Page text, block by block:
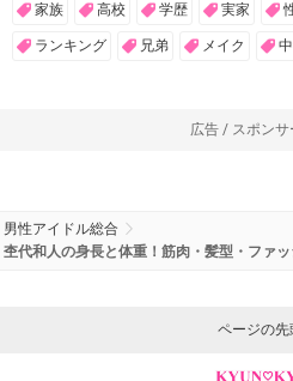
家族 高校 学歴 実家
ランキング 兄弟 メイク
広告 / スポンサ
男性アイドル総合
杢代和人の身長と体重！筋肉・髪型・ファ
ページの先